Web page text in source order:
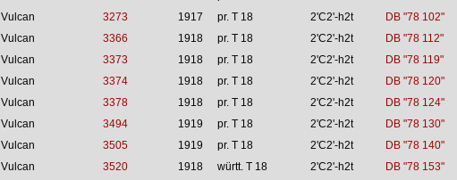
Vulcan
3273 1917 pr. T 18 2'C2'-h2t
DB "78 102"
Vulcan
3366 1918 pr. T 18 2'C2'-h2t
DB "78 112"
Vulcan
3373 1918 pr. T 18 2'C2'-h2t
DB "78 119"
Vulcan
3374 1918 pr. T 18 2'C2'-h2t
DB "78 120"
Vulcan
3378 1918 pr. T 18 2'C2'-h2t
DB "78 124"
Vulcan
3494 1919 pr. T 18 2'C2'-h2t
DB "78 130"
Vulcan
3505 1919 pr. T 18 2'C2'-h2t
DB "78 140"
Vulcan
3520 1918 württ. T 18 2'C2'-h2t
DB "78 153"